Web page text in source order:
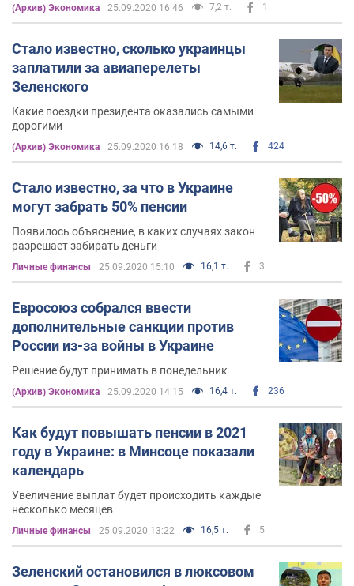
(Архив) Экономика 25.09.2020 16:46 7,2 т. 1
Стало известно, сколько украинцы
заплатили за авиаперелеты
Зеленского
Какие поездки президента оказались самыми
дорогими
(Архив) Экономика 25.09.2020 16:18 14,6 т. 424
Стало известно, за что в Украине
могут забрать 50% пенсии
Появилось объяснение, в каких случаях закон
разрешает забирать деньги
Личные финансы 25.09.2020 15:10 16,1 т. 3
Евросоюз собрался ввести
дополнительные санкции против
России из-за войны в Украине
Решение будут принимать в понедельник
(Архив) Экономика 25.09.2020 14:15 16,4 т. 236
Как будут повышать пенсии в 2021
году в Украине: в Минсоце показали
календарь
Увеличение выплат будет происходить каждые
несколько месяцев
Личные финансы 25.09.2020 13:22 16,5 т. 5
Зеленский остановился в люксовом